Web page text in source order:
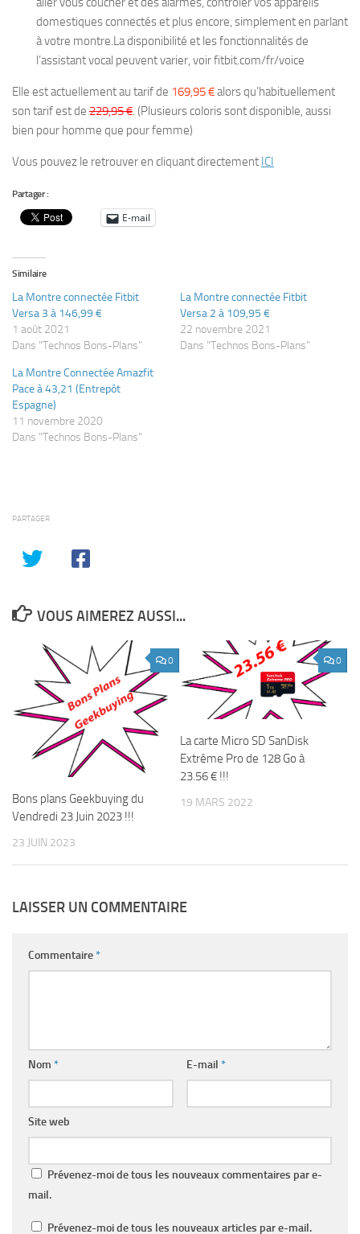
domestiques connectés et plus encore, simplement en parlant
à votre montre.La disponibilité et les fonctionnalités de
l’assistant vocal peuvent varier, voir fitbit.com/fr/voice
Elle est actuellement au tarif de 169,95 €alors qu’habituellement
son tarif est de 229,95 €. (Plusieurs coloris sont disponible, aussi
bien pour homme que pour femme)
Vous pouvez le retrouver en cliquant directement ICI
Partager :
E-mail
Similaire
La Montre connectée Fitbit
Versa 3 à 146,99 €
1 août 2021
Dans "Technos Bons-Plans"
La Montre connectée Fitbit
Versa 2 à 109,95 €
22 novembre 2021
Dans "Technos Bons-Plans"
La Montre Connectée Amazfit
Pace à 43,21 (Entrepôt
Espagne)
11 novembre 2020
Dans "Technos Bons-Plans"
PARTAGER
VOUS AIMEREZ AUSSI...
0
Bons plans Geekbuying du
Vendredi 23 Juin 2023 !!!
23 JUIN 2023
0
La carte Micro SD SanDisk
Extrême Pro de 128 Go à
23.56 € !!!
19 MARS 2022
LAISSER UN COMMENTAIRE
Commentaire*
Nom * E-mail *
Site web
Prévenez-moi de tous les nouveaux commentaires par e-
mail.
Prévenez-moi de tous les nouveaux articles par e-mail.